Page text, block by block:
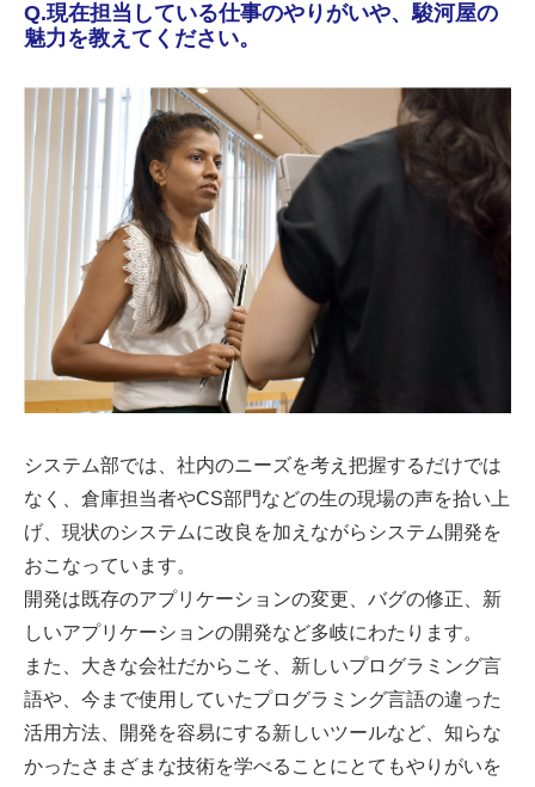
Q.現在担当している仕事のやりがいや、駿河屋の
魅力を教えてください。
システム部では、社内のニーズを考え把握するだけでは
なく、倉庫担当者やCS部門などの生の現場の声を拾い上
げ、現状のシステムに改良を加えながらシステム開発を
おこなっています。
開発は既存のアプリケーションの変更、バグの修正、新
しいアプリケーションの開発など多岐にわたります。
また、大きな会社だからこそ、新しいプログラミング言
語や、今まで使用していたプログラミング言語の違った
活用方法、開発を容易にする新しいツールなど、知らな
かったさまざまな技術を学べることにとてもやりがいを